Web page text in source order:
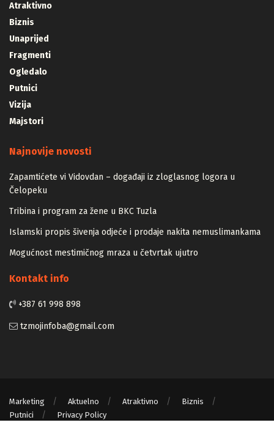
Atraktivno
Biznis
Unaprijed
Fragmenti
Ogledalo
Putnici
Vizija
Majstori
Najnovije novosti
Zapamtićete vi Vidovdan – događaji iz zloglasnog logora u
Čelopeku
Tribina i program za žene u BKC Tuzla
Islamski propis šivenja odjeće i prodaje nakita nemuslimankama
Mogućnost mestimičnog mraza u četvrtak ujutro
Kontakt info
+387 61 998 898
tzmojinfoba@gmail.com
Marketing Aktuelno Atraktivno
Biznis
Putnici
Privacy Policy